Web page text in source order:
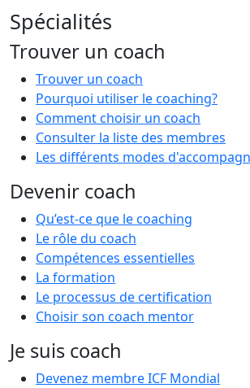
Spécialités
Trouver un coach
Trouver un coach
Pourquoi utiliser le coaching?
Comment choisir un coach
Consulter la liste des membres
Les différents modes
Devenir coach
Qu’est-ce que le coaching
Le rôle du coach
Compétences essentielles
La formation
Le processus de certification
Choisir son coach mentor
Je suis coach
Devenez membre ICF Mondial